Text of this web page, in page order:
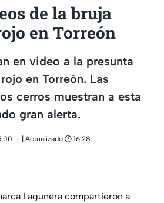
de la bruja
en Torreón
en video a la presunta
en Torreón. Las
cerros muestran a esta
gran alerta.
| Actualizado 🕑 16:28
Lagunera compartieron a